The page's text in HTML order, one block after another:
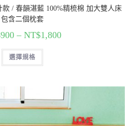
/ 春韻湛藍 100%精梳棉 加大雙人床
包含二個枕套
900– NT$1,800
選擇規格